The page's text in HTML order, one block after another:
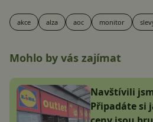
akce alza aoc monitor
Mohlo by vás zajímat
Navštívili
Připadáte si